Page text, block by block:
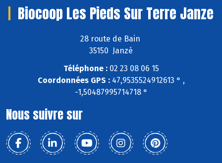
Biocoop Les Pieds Sur Terre Janze
28 route de Bain
35150 Janzé
Téléphone :02 23 08 06 15
Coordonnées GPS :47,9535524912613 ° ,
-1,50487995714718 °
Nous suivre sur